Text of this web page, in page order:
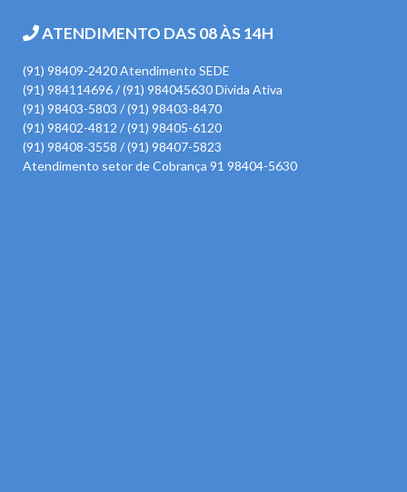
ATENDIMENTO DAS 08 ÀS 14H
(91) 98409-2420 Atendimento SEDE
(91) 984114696 / (91) 984045630 Divida Ativa
(91) 98403-5803 / (91) 98403-8470
(91) 98402-4812 / (91) 98405-6120
(91) 98408-3558 / (91) 98407-5823
Atendimento setor de Cobrança 91 98404-5630